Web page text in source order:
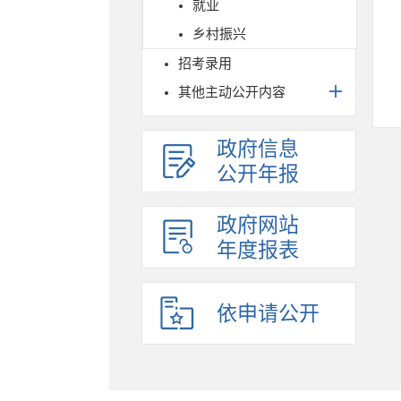
就业
乡村振兴
招考录用
其他主动公开内容
政府信息
公开年报
政府网站
年度报表
依申请公开